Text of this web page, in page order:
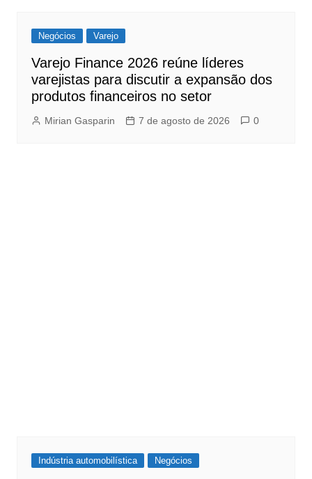
Negócios Varejo
Varejo Finance 2026 reúne líderes
varejistas para discutir a expansão dos
produtos financeiros no setor
Mirian Gasparin 7 de agosto de 2026 0
Indústria automobilística Negócios